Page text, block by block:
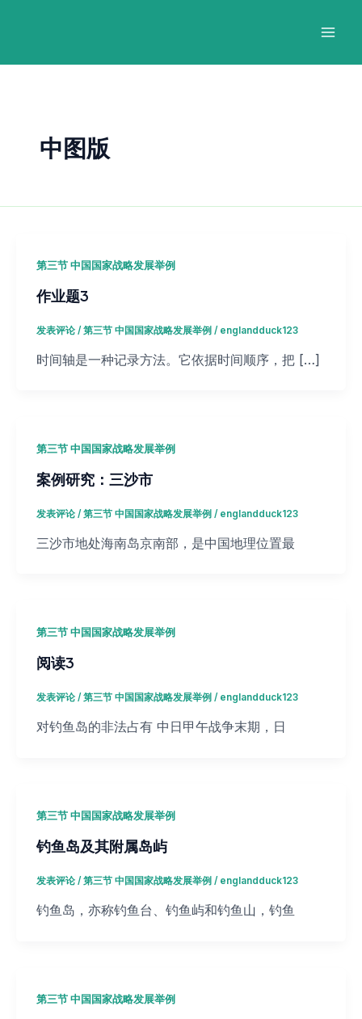
中图版
第三节 中国国家战略发展举例
作业题3
发表评论 /第三节 中国国家战略发展举例 / englandduck123
时间轴是一种记录方法。它依据时间顺序，把 […]
第三节 中国国家战略发展举例
案例研究：三沙市
发表评论 /第三节 中国国家战略发展举例 / englandduck123
三沙市地处海南岛京南部，是中国地理位置最
第三节 中国国家战略发展举例
阅读3
发表评论 /第三节 中国国家战略发展举例 / englandduck123
对钓鱼岛的非法占有 中日甲午战争末期，日
第三节 中国国家战略发展举例
钓鱼岛及其附属岛屿
发表评论 /第三节 中国国家战略发展举例 / englandduck123
钓鱼岛，亦称钓鱼台、钓鱼屿和钓鱼山，钓鱼
第三节 中国国家战略发展举例